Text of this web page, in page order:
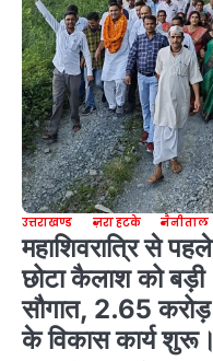
उत्तराखण्ड ज़रा हटके नैनीताल
महाशिवरात्रि से पहले
छोटा कैलाश को बड़ी
सौगात, 2.65 करोड़
के विकास कार्य शुरू।